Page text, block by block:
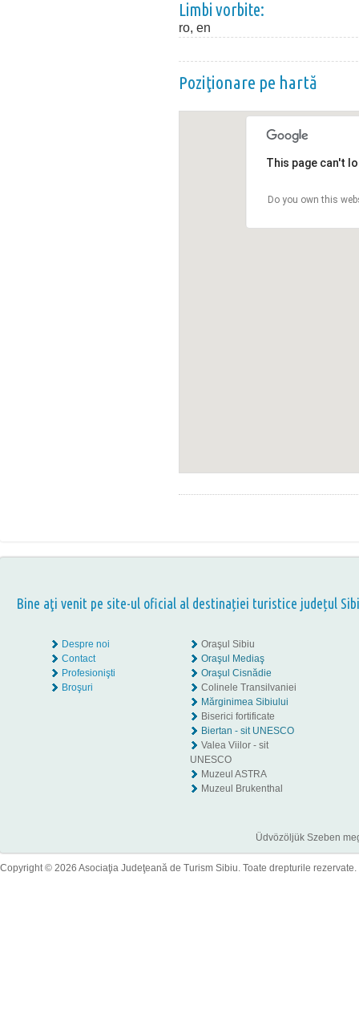
Limbi vorbite:
ro, en
Poziţionare pe hartă
This page can't
Do you own this
Bine aţi venit pe site-ul oficial al destinației turistice județul
Despre noi
Contact
Profesionişti
Broşuri
Oraşul Sibiu
Oraşul Mediaş
Oraşul Cisnădie
Colinele Transilvaniei
Mărginimea Sibiului
Biserici fortificate
Biertan - sit UNESCO
Valea Viilor - sit
UNESCO
Muzeul ASTRA
Muzeul Brukenthal
Üdvözöljük Szeben
Copyright © 2026 Asociaţia Judeţeană de Turism Sibiu. Toate drepturile rezervate.